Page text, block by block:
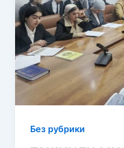
Без рубрики